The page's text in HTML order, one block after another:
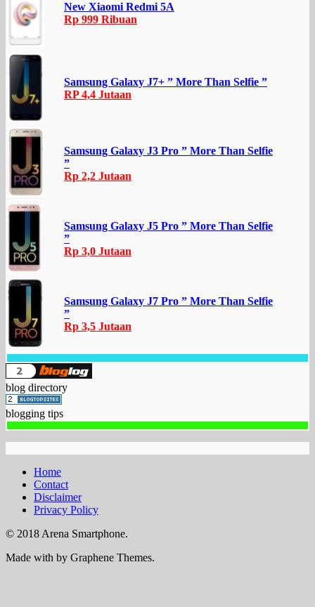
New Xiaomi Redmi 5A
Rp 999 Ribuan
Samsung Galaxy J7+ ” More Than Selfie ”
RP 4,4 Jutaan
Samsung Galaxy J3 Pro ” More Than Selfie
”
Rp 2,2 Jutaan
Samsung Galaxy J5 Pro ” More Than Selfie
”
Rp 3,0 Jutaan
Samsung Galaxy J7 Pro ” More Than Selfie
”
Rp 3,5 Jutaan
blog directory
blogging tips
Home
Contact
Disclaimer
Privacy Policy
© 2018 Arena Smartphone.
Made with by Graphene Themes.